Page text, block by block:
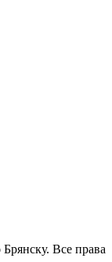
Все права